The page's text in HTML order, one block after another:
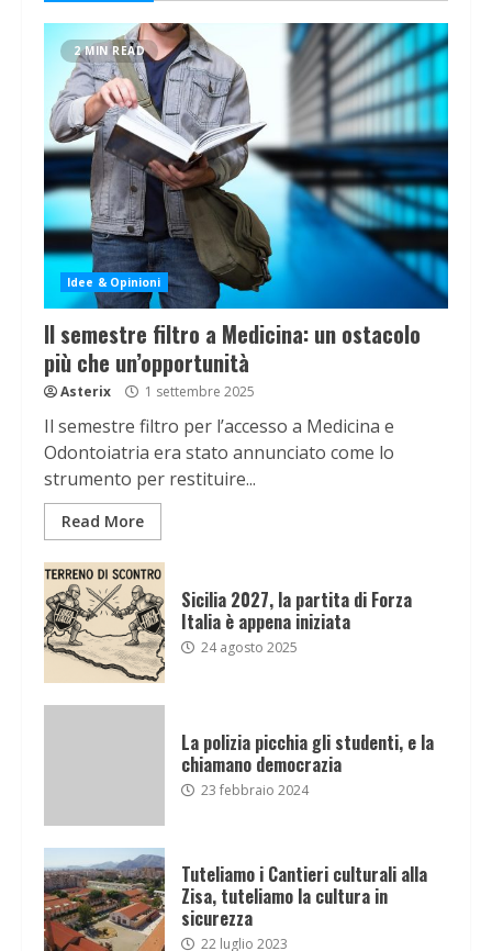
2 MIN READ
Idee & Opinioni
Il semestre filtro a Medicina: un ostacolo
più che un’opportunità
Asterix 1 settembre 2025
Il semestre filtro per l’accesso a Medicina e
Odontoiatria era stato annunciato come lo
strumento per restituire...
Read More
Sicilia 2027, la partita di Forza
Italia è appena iniziata
24 agosto 2025
La polizia picchia gli studenti, e la
chiamano democrazia
23 febbraio 2024
Tuteliamo i Cantieri culturali alla
Zisa, tuteliamo la cultura in
sicurezza
22 luglio 2023